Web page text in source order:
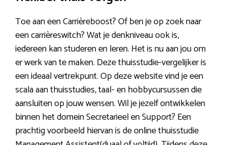
Toe aan een Carrièreboost? Of ben je op zoek naar
een carrièreswitch? Wat je denkniveau ook is,
iedereen kan studeren en leren. Het is nu aan jou om
er werk van te maken. Deze thuisstudie-vergelijker is
een ideaal vertrekpunt. Op deze website vind je een
scala aan thuisstudies, taal- en hobbycursussen die
aansluiten op jouw wensen. Wil je jezelf ontwikkelen
binnen het domein Secretarieel en Support? Een
prachtig voorbeeld hiervan is de online thuisstudie